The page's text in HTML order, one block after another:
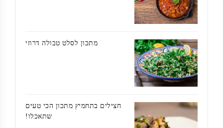
מתכון לסלט טבולה דרוזי
חצילים בתחמיץ מתכון הכי טעים
שתאכלו!